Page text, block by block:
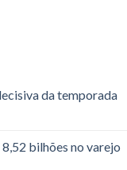
da temporada
bilhões no varejo